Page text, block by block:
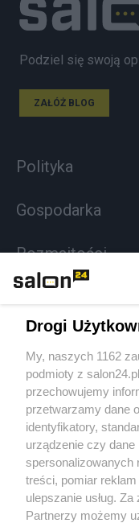
Podziel się swoją
ZAŁÓŻ BLOG
Polityka
Gospodarka
Rozmaitości
Sport
Społeczeństwo
Kultura
X
Drogi
My, naszych 1162
podmioty z
przechowujemy
przetwarzamy dane
identyfikatory,
urządzenie czy dane
spersonalizowanych
treści, pomiar
ulepszanie usług.
Partnerzy możemy